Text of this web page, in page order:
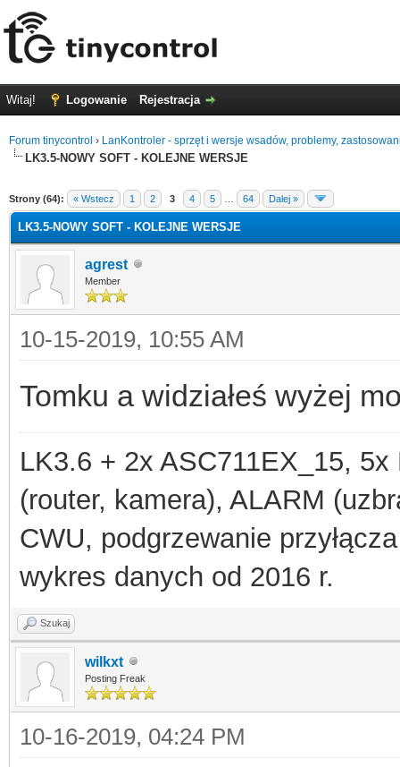
Witaj! Logowanie Rejestracja
Forum tinycontrol › LanKontroler - sprzęt i wersje wsadów, problemy,
LK3.5-NOWY SOFT - KOLEJNE WERSJE
Strony (64): « Wstecz 1 2 3 4 5 64 Dalej »
LK3.5-NOWY SOFT - KOLEJNE WERSJE
agrest
Member
10-15-2019, 10:55 AM
Tomku a widziałeś wyżej
LK3.6 + 2x ASC711EX_15,
(router, kamera), ALARM
CWU, podgrzewanie
wykres danych od 2016 r.
Szukaj
wilkxt
Posting Freak
10-16-2019, 04:24 PM